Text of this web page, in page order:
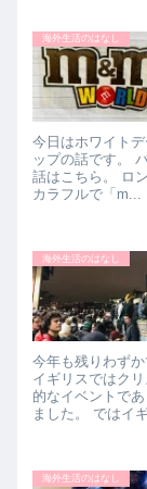
海外生活のはなし
今日はホワイト
ップの話です。
話はこちら。 ロ
カラフルで「m...
海外生活のはなし
今年も残りわず
イギリスではク
的なイベントで
ました。 ではイ
海外生活のはなし